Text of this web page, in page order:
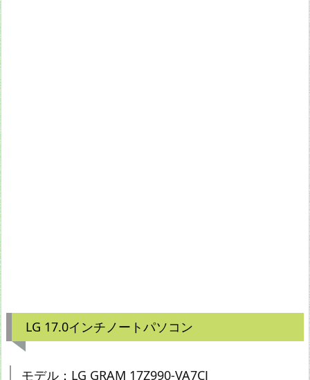
LG 17.0インチノートパソコン
モデル：LG GRAM 17Z990-VA7CJ